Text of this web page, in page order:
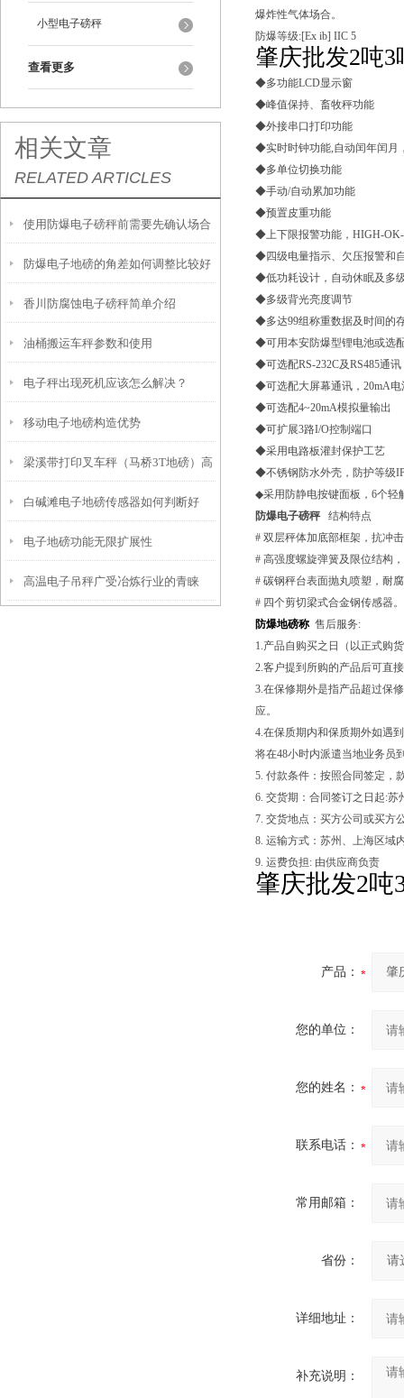
小型电子磅秤
查看更多
相关文章
RELATED ARTICLES
使用防爆电子磅秤前需要先确认场合
的危险所在区域
防爆电子地磅的角差如何调整比较好
呢
香川防腐蚀电子磅秤简单介绍
油桶搬运车秤参数和使用
电子秤出现死机应该怎么解决？
移动电子地磅构造优势
梁溪带打印叉车秤（马桥3T地磅）高
桥防腐蚀电子称）廊下防爆电子吊秤
维修
白碱滩电子地磅传感器如何判断好
坏？
电子地磅功能无限扩展性
高温电子吊秤广受冶炼行业的青睐
爆炸性气体场合。
防爆等级:[Ex ib] IIC 5
肇庆批发2吨
◆多功能LCD显示窗
◆峰值保持、畜牧秤功能
◆外接串口打印功能
◆实时时钟功能,自动闰年闰月
◆多单位切换功能
◆手动/自动累加功能
◆预置皮重功能
◆上下限报警功能，HIGH-
◆四级电量指示、欠压报警和
◆低功耗设计，自动休眠及多
◆多级背光亮度调节
◆多达99组称重数据及时间的
◆可用本安防爆型锂电池或选
◆可选配RS-232C及RS485通
◆可选配大屏幕通讯，20mA电
◆可选配4~20mA模拟量输出
◆可扩展3路I/O控制端口
◆采用电路板灌封保护工艺
◆不锈钢防水外壳，防护等级
◆采用防静电按键面板，6个轻
防爆电子磅秤
结构特点
# 双层秤体加底部框架，抗冲
# 高强度螺旋弹簧及限位结构
# 碳钢秤台表面抛丸喷塑，耐
# 四个剪切梁式合金钢传感器。
防爆地磅称 售后服务:
1.产品自购买之日（以正式购
2.客户提到所购的产品后可直
3.在保修期外是指产品超过保
应。
4.在保质期内和保质期外如遇
将在48小时内派遣当地业务员
5. 付款条件：按照合同签定，
6. 交货期：合同签订之日起:
7. 交货地点：买方公司或买方
8. 运输方式：苏州、上海区域
9. 运费负担: 由供应商负责
肇庆批发2吨
产品：
您的单位：
您的姓名：
联系电话：
常用邮箱：
省份：
详细地址：
补充说明：